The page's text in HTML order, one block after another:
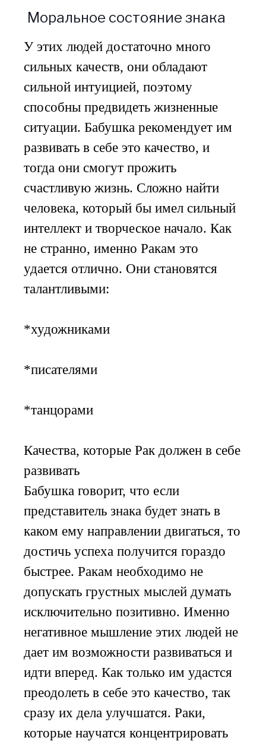
Моральное состояние знака
У этих людей достаточно много
сильных качеств, они обладают
сильной интуицией, поэтому
способны предвидеть жизненные
ситуации. Бабушка рекомендует им
развивать в себе это качество, и
тогда они смогут прожить
счастливую жизнь. Сложно найти
человека, который бы имел сильный
интеллект и творческое начало. Как
не странно, именно Ракам это
удается отлично. Они становятся
талантливыми:
*художниками
*писателями
*танцорами
Качества, которые Рак должен в себе
развивать
Бабушка говорит, что если
представитель знака будет знать в
каком ему направлении двигаться, то
достичь успеха получится гораздо
быстрее. Ракам необходимо не
допускать грустных мыслей думать
исключительно позитивно. Именно
негативное мышление этих людей не
дает им возможности развиваться и
идти вперед. Как только им удастся
преодолеть в себе это качество, так
сразу их дела улучшатся. Раки,
которые научатся концентрировать